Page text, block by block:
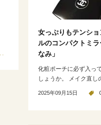
女っぷりもテンシ
ルのコンパクトミ
なみ」
化粧ポーチに必ず入っ
しょうか。 メイク直
2025年09月15日